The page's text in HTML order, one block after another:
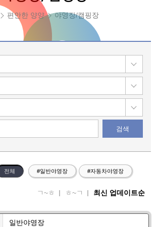
편안한 양양 야영장/캠핑장
검색
전체 #일반야영장 #자동차야영장
ㄱ~ㅎ ㅎ~ㄱ 최신 업데이트순
일반야영장